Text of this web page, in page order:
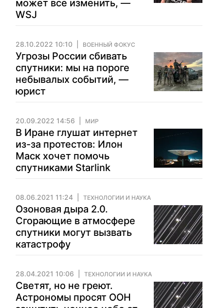
может все изменить, —
WSJ
28.10.2022 10:10 ВОЕННЫЙ ФОКУС
Угрозы России сбивать
спутники: мы на пороге
небывалых событий, —
юрист
20.09.2022 14:56 МИР
В Иране глушат интернет
из-за протестов: Илон
Маск хочет помочь
спутниками Starlink
08.06.2021 11:24 ТЕХНОЛОГИИ И НАУКА
Озоновая дыра 2.0.
Сгорающие в атмосфере
спутники могут вызвать
катастрофу
28.04.2021 10:06 ТЕХНОЛОГИИ И НАУКА
Светят, но не греют.
Астрономы просят ООН